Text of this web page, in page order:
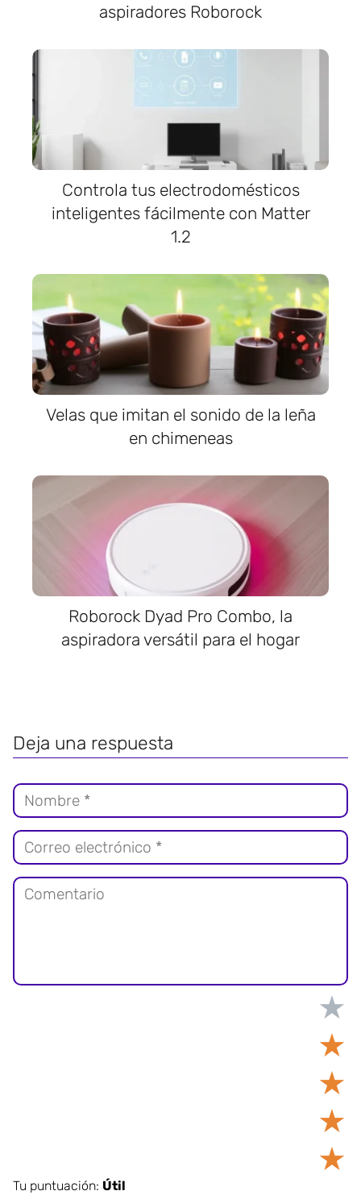
aspiradores Roborock
Controla tus electrodomésticos
inteligentes fácilmente con Matter
1.2
Velas que imitan el sonido de la leña
en chimeneas
Roborock Dyad Pro Combo, la
aspiradora versátil para el hogar
Deja una respuesta
★
★
★
★
★
Tu puntuación: Útil